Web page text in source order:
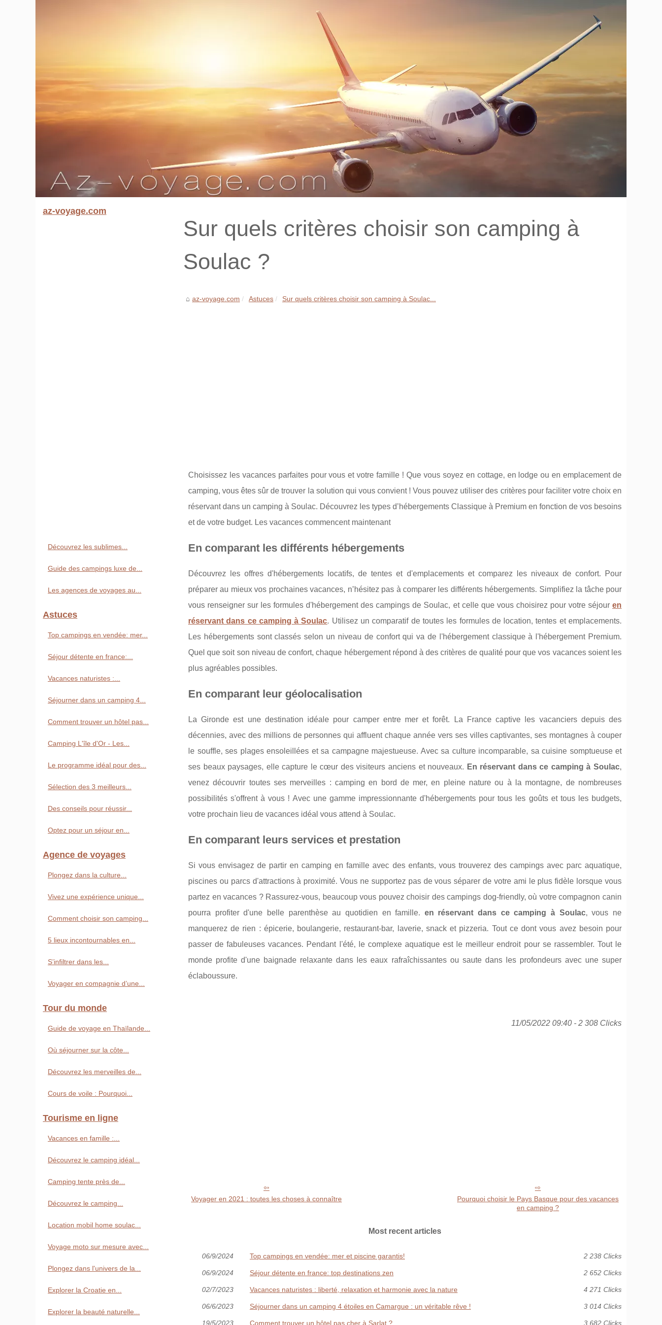
Sur quels critères choisir son camping à
Soulac ?
az-voyage.com Astuces Sur quels critères choisir son camping à Soulac...
Choisissez les vacances parfaites pour vous et votre famille ! Que vous soyez en cottage, en lodge ou en emplacement de
camping, vous êtes sûr de trouver la solution qui vous convient ! Vous pouvez utiliser des critères pour faciliter votre choix en
réservant dans un camping à Soulac. Découvrez les types d’hébergements Classique à Premium en fonction de vos besoins
et de votre budget. Les vacances commencent maintenant
En comparant les différents hébergements
Découvrez les offres d'hébergements locatifs, de tentes et d'emplacements et comparez les niveaux de confort. Pour
préparer au mieux vos prochaines vacances, n’hésitez pas à comparer les différents hébergements. Simplifiez la tâche pour
vous renseigner sur les formules d'hébergement des campings de Soulac, et celle que vous choisirez pour votre séjour en
réservant dans ce camping à Soulac. Utilisez un comparatif de toutes les formules de location, tentes et emplacements.
Les hébergements sont classés selon un niveau de confort qui va de l'hébergement classique à l'hébergement Premium.
Quel que soit son niveau de confort, chaque hébergement répond à des critères de qualité pour que vos vacances soient les
plus agréables possibles.
En comparant leur géolocalisation
La Gironde est une destination idéale pour camper entre mer et forêt. La France captive les vacanciers depuis des
décennies, avec des millions de personnes qui affluent chaque année vers ses villes captivantes, ses montagnes à couper
le souffle, ses plages ensoleillées et sa campagne majestueuse. Avec sa culture incomparable, sa cuisine somptueuse et
ses beaux paysages, elle capture le cœur des visiteurs anciens et nouveaux. En réservant dans ce camping à Soulac,
venez découvrir toutes ses merveilles : camping en bord de mer, en pleine nature ou à la montagne, de nombreuses
possibilités s'offrent à vous ! Avec une gamme impressionnante d'hébergements pour tous les goûts et tous les budgets,
votre prochain lieu de vacances idéal vous attend à Soulac.
En comparant leurs services et prestation
Si vous envisagez de partir en camping en famille avec des enfants, vous trouverez des campings avec parc aquatique,
piscines ou parcs d'attractions à proximité. Vous ne supportez pas de vous séparer de votre ami le plus fidèle lorsque vous
partez en vacances ? Rassurez-vous, beaucoup vous pouvez choisir des campings dog-friendly, où votre compagnon canin
pourra profiter d'une belle parenthèse au quotidien en famille. en réservant dans ce camping à Soulac, vous ne
manquerez de rien : épicerie, boulangerie, restaurant-bar, laverie, snack et pizzeria. Tout ce dont vous avez besoin pour
passer de fabuleuses vacances. Pendant l'été, le complexe aquatique est le meilleur endroit pour se rassembler. Tout le
monde profite d'une baignade relaxante dans les eaux rafraîchissantes ou saute dans les profondeurs avec une super
éclaboussure.
11/05/2022 09:40 - 2 308 Clicks
Voyager en 2021 : toutes les choses à connaître
Pourquoi choisir le Pays Basque pour des vacances
en camping ?
Most recent articles
06/9/2024 Top campings en vendée: mer et piscine garantis! 2 238 Clicks
06/9/2024 Séjour détente en france: top destinations zen 2 652 Clicks
02/7/2023 Vacances naturistes : liberté, relaxation et harmonie avec la nature 4 271 Clicks
06/6/2023 Séjourner dans un camping 4 étoiles en Camargue : un véritable rêve ! 3 014 Clicks
19/5/2023 Comment trouver un hôtel pas cher à Sarlat ? 3 682 Clicks
az-voyage.com
Découvrez les sublimes...
Guide des campings luxe de...
Les agences de voyages au...
Astuces
Top campings en vendée: mer...
Séjour détente en france:...
Vacances naturistes :...
Séjourner dans un camping 4...
Comment trouver un hôtel pas...
Camping L'île d'Or - Les...
Le programme idéal pour des...
Sélection des 3 meilleurs...
Des conseils pour réussir...
Optez pour un séjour en...
Agence de voyages
Plongez dans la culture...
Vivez une expérience unique...
Comment choisir son camping...
5 lieux incontournables en...
S’infiltrer dans les...
Voyager en compagnie d’une...
Tour du monde
Guide de voyage en Thaïlande...
Où séjourner sur la côte...
Découvrez les merveilles de...
Cours de voile : Pourquoi...
Tourisme en ligne
Vacances en famille :...
Découvrez le camping idéal...
Camping tente près de...
Découvrez le camping...
Location mobil home soulac...
Voyage moto sur mesure avec...
Plongez dans l'univers de la...
Explorer la Croatie en...
Explorer la beauté naturelle...